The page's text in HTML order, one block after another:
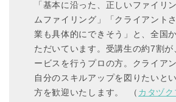
「基本に沿った、正しいファイリ
ムファイリング」「クライアント
業も具体的にできそう」と、全国
ただいています。受講生の約7割
ービスを行うプロの方。クライア
自分のスキルアップを図りたいと
方を歓迎いたします。 （ カタヅク